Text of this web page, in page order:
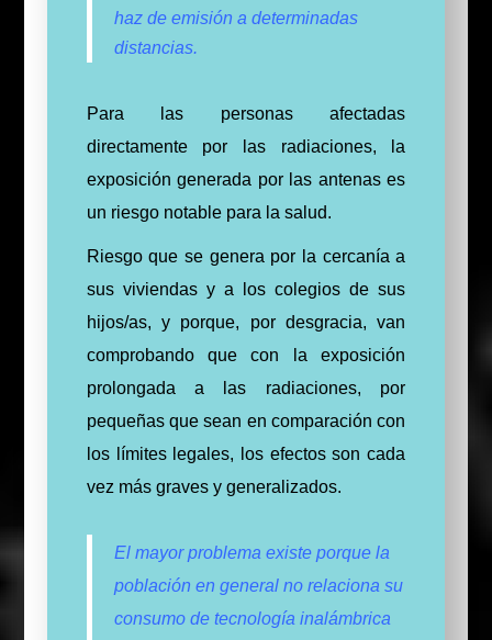
haz de emisión a determinadas
distancias.
Para las personas afectadas
directamente por las radiaciones, la
exposición generada por las antenas es
un riesgo notable para la salud.
Riesgo que se genera por la cercanía a
sus viviendas y a los colegios de sus
hijos/as, y porque, por desgracia, van
comprobando que con la exposición
prolongada a las radiaciones, por
pequeñas que sean en comparación con
los límites legales, los efectos son cada
vez más graves y generalizados.
El mayor problema existe porque la
población en general no relaciona su
consumo de tecnología inalámbrica